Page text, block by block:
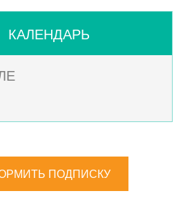
КАЛЕНДАРЬ
ПОДПИСКУ